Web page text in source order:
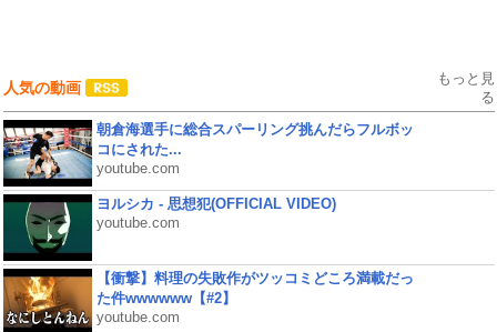
人気の動画
もっと見
る
朝倉海選手に総合スパーリング挑んだらフルボッ
コにされた...
youtube.com
ヨルシカ - 思想犯(OFFICIAL VIDEO)
youtube.com
【衝撃】料理の失敗作がツッコミどころ満載だっ
た件wwwwww【#2】
youtube.com